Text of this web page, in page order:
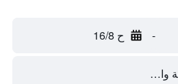
- ح 16/8